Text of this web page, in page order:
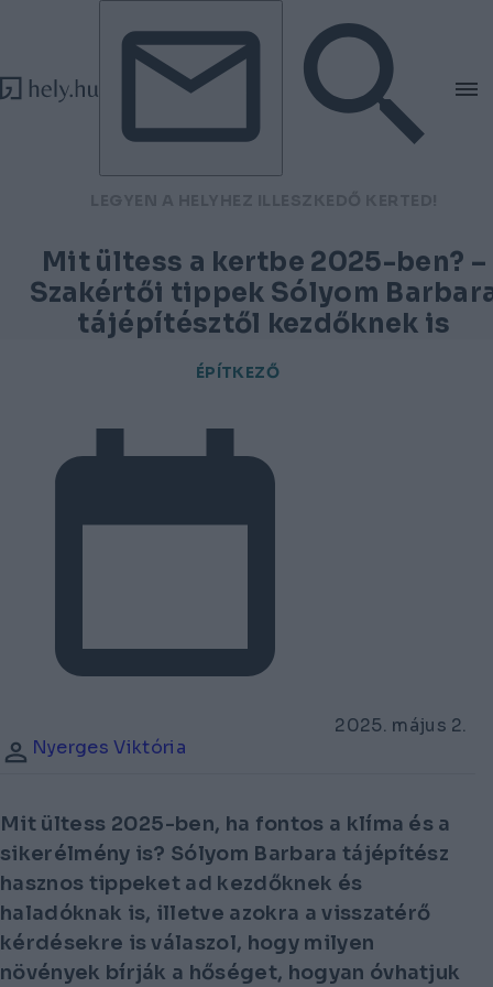
Tovább a tartalomhoz
Tovább a lábléchez
Mit ültess a kertbe 2025-ben? –
Szakértői tippek Sólyom
tájépítésztől kezdőknek is
ÉPÍTKEZŐ
2025. május 2.
Nyerges Viktória
Mit ültess 2025-ben, ha fontos a klíma és a
sikerélmény is? Sólyom Barbara tájépítész
hasznos tippeket ad kezdőknek és
haladóknak is, illetve azokra a visszatérő
kérdésekre is válaszol, hogy milyen
növények bírják a hőséget, hogyan óvhatjuk